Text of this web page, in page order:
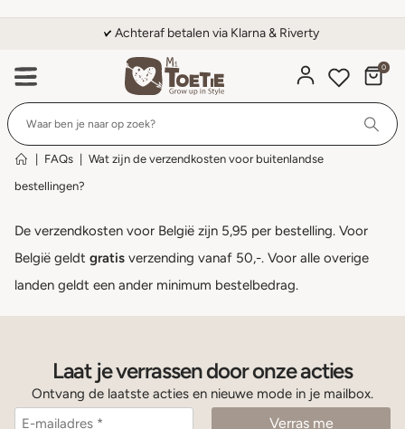
Achteraf betalen via Klarna & Riverty
0
FAQs
Wat zijn de verzendkosten voor buitenlandse
bestellingen?
De verzendkosten voor België zijn 5,95 per bestelling. Voor
België geldt gratis verzending vanaf 50,-. Voor alle overige
landen geldt een ander minimum bestelbedrag.
Laat je verrassen door onze acties
Ontvang de laatste acties en nieuwe mode in je mailbox.